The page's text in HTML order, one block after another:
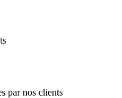
par nos clients